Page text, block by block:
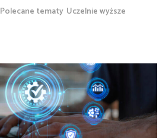
Polecane tematy Uczelnie wyższe